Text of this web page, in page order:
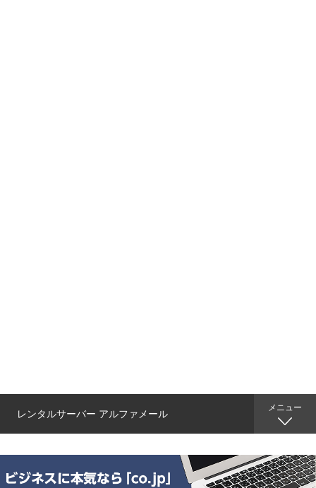
レンタルサーバー アルファメール
メニュー